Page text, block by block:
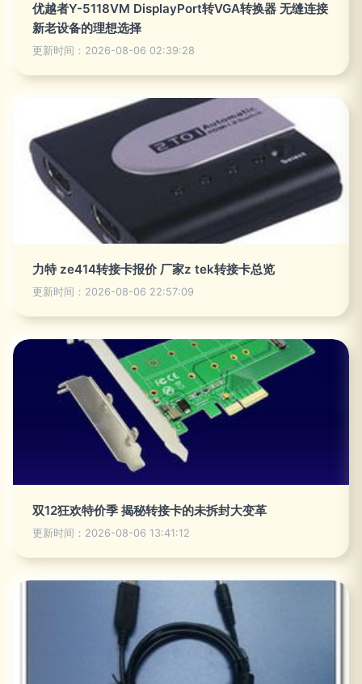
优越者Y-5118VM DisplayPort转VGA转换器 无缝连接
新老设备的理想选择
更新时间：2026-08-06 02:39:28
力特 ze414转接卡报价 厂家z tek转接卡总览
更新时间：2026-08-06 22:57:09
双12狂欢特价季 揭秘转接卡的未拆封大变革
更新时间：2026-08-06 13:41:12